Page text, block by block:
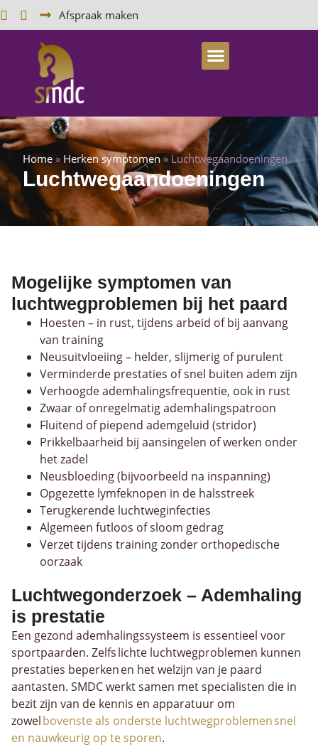
Afspraak maken
Home» Herken symptomen»Luchtwegaandoeningen
Luchtwegaandoeningen
Mogelijke symptomen van
luchtwegproblemen bij het paard
Hoesten – in rust, tijdens arbeid of bij aanvang
van training
Neusuitvloeiing – helder, slijmerig of purulent
Verminderde prestaties of snel buiten adem zijn
Verhoogde ademhalingsfrequentie, ook in rust
Zwaar of onregelmatig ademhalingspatroon
Fluitend of piepend ademgeluid (stridor)
Prikkelbaarheid bij aansingelen of werken onder
het zadel
Neusbloeding (bijvoorbeeld na inspanning)
Opgezette lymfeknopen in de halsstreek
Terugkerende luchtweginfecties
Algemeen futloos of sloom gedrag
Verzet tijdens training zonder orthopedische
oorzaak
Luchtwegonderzoek – Ademhaling
is prestatie
Een gezond ademhalingssysteem is essentieel voor
sportpaarden. Zelfs lichte luchtwegproblemen kunnen
prestaties beperken en het welzijn van je paard
aantasten. SMDC werkt samen met specialisten die in
bezit zijn van de kennis en apparatuur om
zowelbovenste als onderste luchtwegproblemen snel
en nauwkeurig op te sporen.